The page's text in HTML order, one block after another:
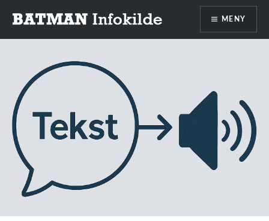
Batman infokilde
MENY